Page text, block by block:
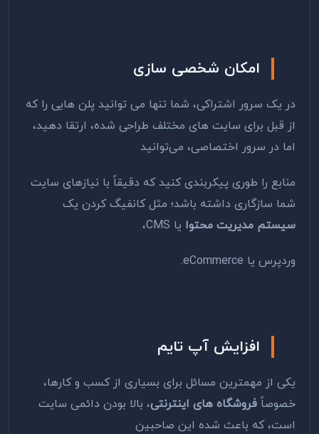
امکان شخصی سازی
در یک سرور اشتراکی، شما تنها می توانید پلن هایی را که
از قبل برای سایت های مختلف طراحی شده، ارتقا دهید،
اما در سرور اختصاصی، می‌توانید
منابع را طوری پیکربندی کنید که دقیقاً با نیازهای سایت
شما سازگاری داشته باشد؛ مثل کانفیگ کردن یک
سیستم مدیریت محتوا یا CMS،
وردپرس یا eCommerce.
افزایش آپ تایم
یکی از مهمترین مسائل برای بسیاری از کسب و کارها،
خصوصاً فروشگاه های اینترنتی، بالا بودن دائمی سایت
است، که باعث شده این صاحبین